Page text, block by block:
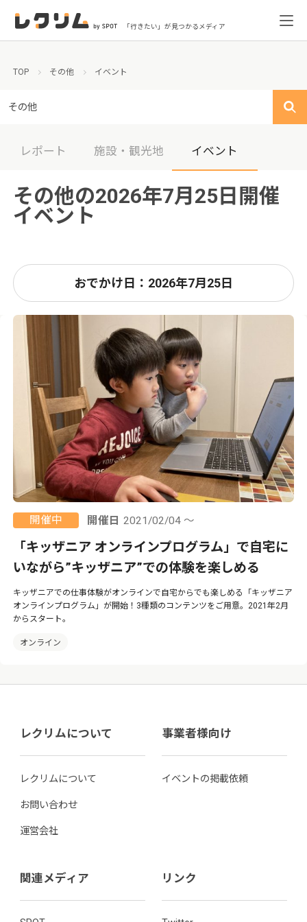
「行きたい」が見つかるメディア
TOP その他 イベント
その他
レポート 施設・観光地 イベント
その他の2026年7月25日開催
イベント
おでかけ日：2026年7月25日
開催中 開催日 2021/02/04 ～
「キッザニア オンラインプログラム」で自宅に
いながら”キッザニア”での体験を楽しめる
キッザニアでの仕事体験がオンラインで自宅からでも楽しめる「キッザニア
オンラインプログラム」が開始！3種類のコンテンツをご用意。2021年2月
からスタート。
オンライン
レクリムについて
レクリムについて
お問い合わせ
運営会社
事業者様向け
イベントの掲載依頼
関連メディア リンク